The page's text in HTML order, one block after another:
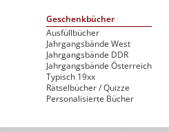
Geschenkbücher
Ausfüllbücher
Jahrgangsbände West
Jahrgangsbände DDR
Jahrgangsbände Österreich
Typisch 19xx
Rätselbücher / Quizze
Personalisierte Bücher